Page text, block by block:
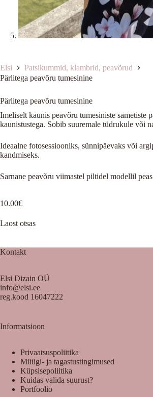
Elsi
Patsikummid, klambrid, peavõrud
Pärlitega peavõru tumesinine
Pärlitega peavõru tumesinine
Imeliselt kaunis peavõru tumesiniste sametiste
kaunistustega. Sobib suuremale tüdrukule või
Ideaalne fotosessiooniks, sünnipäevaks või
kandmiseks.
Sarnane peavõru viimastel piltidel modellil
10.00€
Laost otsas
Kontakt
Elsi Dizain OÜ
info@elsi.ee
reg.kood 16047222
Informatsioon
Privaatsuspoliitika
Müügi- ja tagastustingimused
Küpsisepoliitika
Kuidas valida suurust?
Portfoolio